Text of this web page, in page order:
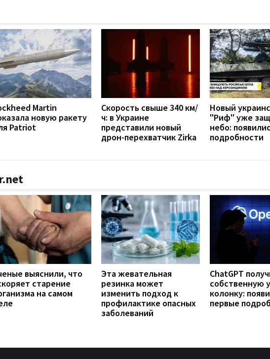
Martin
новую ракету
Patriot
Скорость свыше 340 км/
ч: в Украине
представили новый
дрон-перехватчик Zirka
Новый
"Риф" уже
небо:
подробности
выяснили, что
старение
на самом
Эта жевательная
резинка может
изменить подход к
профилактике опасных
заболеваний
ChatGPT
собственную
колонку:
первые